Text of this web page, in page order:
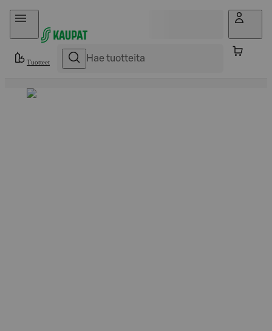
Hyppää sisältöön
Tuotteet